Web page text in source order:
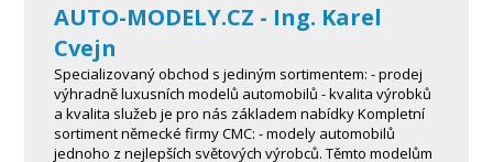
AUTO-MODELY.CZ - Ing. Karel
Cvejn
Specializovaný obchod s jediným sortimentem: - prodej
výhradně luxusních modelů automobilů - kvalita výrobků
a kvalita služeb je pro nás základem nabídky Kompletní
sortiment německé firmy CMC: - modely automobilů
jednoho z nejlepších světových výrobců. Těmto modelům